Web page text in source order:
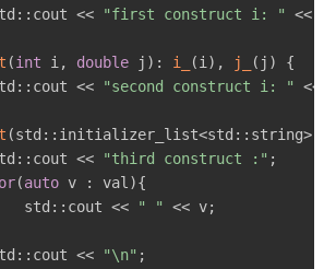
<<
"first construct i: "
<<
(int i, double j): i_ (i), j_
(j) {
<<
"second construct i: "
<<
(std::initializer_list<std::string>
<<
"third construct :" ;
(auto v : val){
std::cout <<
" "
<< v;
<<
"\n" ;